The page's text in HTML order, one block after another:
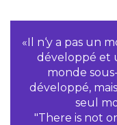
«Il n‘y a pas un
développé et
monde sous-
développé,
seul
"There is not